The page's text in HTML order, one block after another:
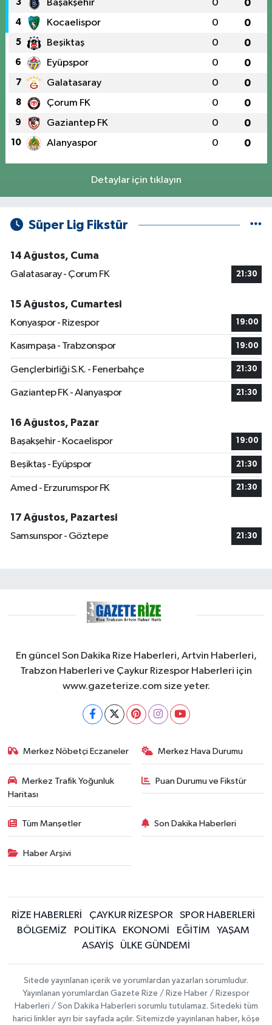
3 Başakşehir 0 0
4 Kocaelispor 0 0
5 Beşiktaş 0 0
6 Eyüpspor 0 0
7 Galatasaray 0 0
8 Çorum FK 0 0
9 Gaziantep FK 0 0
10 Alanyaspor 0 0
Detaylar için tıklayın
Süper Lig Fikstür
14 Ağustos, Cuma
Galatasaray - Çorum FK
21:30
15 Ağustos, Cumartesi
Konyaspor - Rizespor
19:00
Kasımpaşa - Trabzonspor 19:00
Gençlerbirliği S.K. - Fenerbahçe 21:30
Gaziantep FK - Alanyaspor 21:30
16 Ağustos, Pazar
Başakşehir - Kocaelispor
19:00
Beşiktaş - Eyüpspor 21:30
Amed - Erzurumspor FK 21:30
17 Ağustos, Pazartesi
Samsunspor - Göztepe
21:30
En güncel Son Dakika Rize Haberleri, Artvin Haberleri,
Trabzon Haberleri ve Çaykur Rizespor Haberleri için
www.gazeterize.com size yeter.
Merkez Nöbetçi Eczaneler Merkez Hava Durumu
Merkez Trafik Yoğunluk
Haritası
Puan Durumu ve Fikstür
Tüm Manşetler Son Dakika Haberleri
Haber Arşivi
RİZE HABERLERİ ÇAYKUR RİZESPOR
SPOR HABERLERİ
BÖLGEMİZ
POLİTİKA EKONOMİ EĞİTİM
YAŞAM
ASAYİŞ
ÜLKE GÜNDEMİ
Sitede yayınlanan içerik ve yorumlardan yazarları sorumludur.
Yayınlanan yorumlardan Gazete Rize / Rize Haber / Rizespor
Haberleri / Son Dakika Haberleri sorumlu tutulamaz. Sitedeki tüm
harici linkler ayrı bir sayfada açılır. Sitemizde yayınlanan haber, köşe